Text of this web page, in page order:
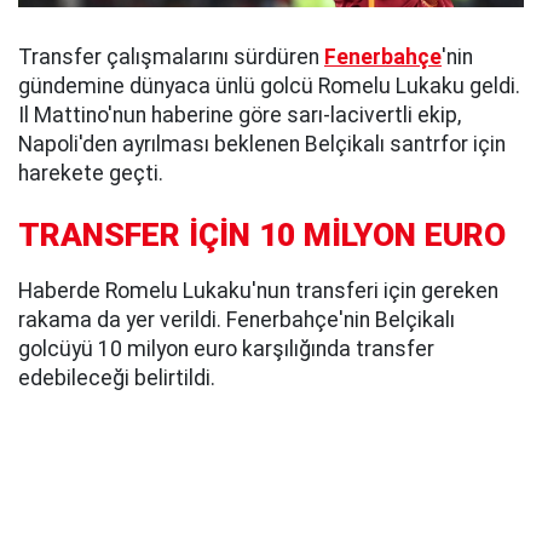
Transfer çalışmalarını sürdüren Fenerbahçe'nin
gündemine dünyaca ünlü golcü Romelu Lukaku geldi.
Il Mattino'nun haberine göre sarı-lacivertli ekip,
Napoli'den ayrılması beklenen Belçikalı santrfor için
harekete geçti.
TRANSFER İÇİN 10 MİLYON EURO
Haberde Romelu Lukaku'nun transferi için gereken
rakama da yer verildi. Fenerbahçe'nin Belçikalı
golcüyü 10 milyon euro karşılığında transfer
edebileceği belirtildi.